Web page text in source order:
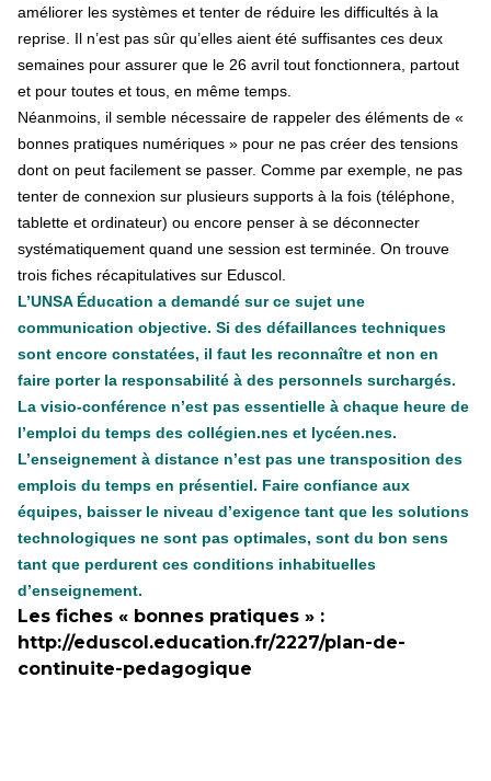
améliorer les systèmes et tenter de réduire les difficultés à la
reprise. Il n’est pas sûr qu’elles aient été suffisantes ces deux
semaines pour assurer que le 26 avril tout fonctionnera, partout
et pour toutes et tous, en même temps.
Néanmoins, il semble nécessaire de rappeler des éléments de «
bonnes pratiques numériques » pour ne pas créer des tensions
dont on peut facilement se passer. Comme par exemple, ne pas
tenter de connexion sur plusieurs supports à la fois (téléphone,
tablette et ordinateur) ou encore penser à se déconnecter
systématiquement quand une session est terminée. On trouve
trois fiches récapitulatives sur Eduscol.
L’UNSA Éducation a demandé sur ce sujet une
communication objective. Si des défaillances techniques
sont encore constatées, il faut les reconnaître et non en
faire porter la responsabilité à des personnels surchargés.
La visio-conférence n’est pas essentielle à chaque heure de
l’emploi du temps des collégien.nes et lycéen.nes.
L’enseignement à distance n’est pas une transposition des
emplois du temps en présentiel. Faire confiance aux
équipes, baisser le niveau d’exigence tant que les solutions
technologiques ne sont pas optimales, sont du bon sens
tant que perdurent ces conditions inhabituelles
d’enseignement.
Les fiches « bonnes pratiques » :
http://eduscol.education.fr/2227/plan-de-
continuite-pedagogique